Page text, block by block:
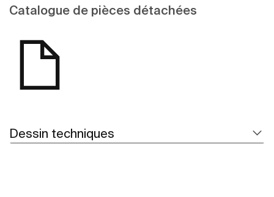
Catalogue de pièces détachées
Dessin techniques